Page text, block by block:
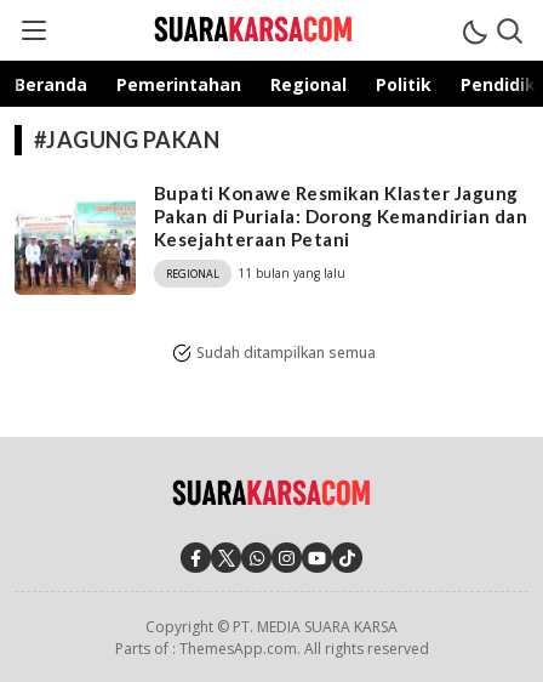
suarakarsa.com
Informasi terpercaya
Beranda Pemerintahan Regional Politik
#JAGUNG PAKAN
Bupati Konawe Resmikan Klaster Jagung
Pakan di Puriala: Dorong Kemandirian dan
Kesejahteraan Petani
REGIONAL 11 bulan yang lalu
Sudah ditampilkan semua
Copyright © PT. MEDIA SUARA KARSA
Parts of : ThemesApp.com. All rights reserved